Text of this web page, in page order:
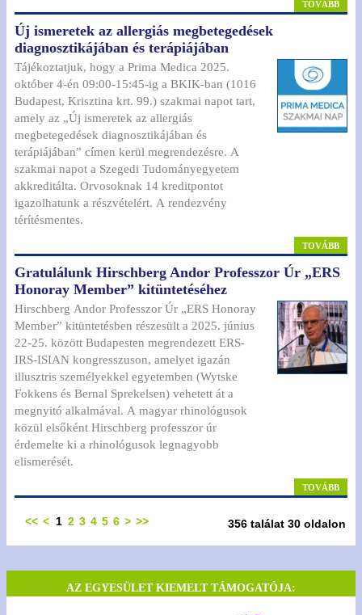
TOVÁBB
Új ismeretek az allergiás megbetegedések
diagnosztikájában és terápiájában
Tájékoztatjuk, hogy a Prima Medica 2025.
október 4-én 09:00-15:45-ig a BKIK-ban (1016
Budapest, Krisztina krt. 99.) szakmai napot tart,
amely az „Új ismeretek az allergiás
megbetegedések diagnosztikájában és
terápiájában” címen kerül megrendezésre. A
szakmai napot a Szegedi Tudományegyetem
akkreditálta. Orvosoknak 14 kreditpontot
igazolhatunk a részvételért. A rendezvény
térítésmentes.
TOVÁBB
Gratulálunk Hirschberg Andor Professzor Úr „ERS
Honoray Member” kitüntetéséhez
Hirschberg Andor Professzor Úr „ERS Honoray
Member” kitüntetésben részesült a 2025. június
22-25. között Budapesten megrendezett ERS-
IRS-ISIAN kongresszuson, amelyet igazán
illusztris személyekkel egyetemben (Wytske
Fokkens és Bernal Sprekelsen) vehetett át a
megnyitó alkalmával. A magyar rhinológusok
közül elsőként Hirschberg professzor úr
érdemelte ki a rhinológusok legnagyobb
elismerését.
TOVÁBB
<< < 1 2 3 4 5 6 > >> 356 találat 30 oldalon
AZ EGYESÜLET KIEMELT TÁMOGATÓJA: